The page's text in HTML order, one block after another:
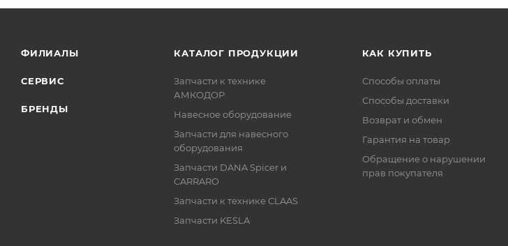
ФИЛИАЛЫ
СЕРВИС
БРЕНДЫ
КАТАЛОГ ПРОДУКЦИИ
Запчасти к технике
АМКОДОР
Навесное оборудование
Запчасти для навесного
оборудования
Запчасти DANA Spicer и
CARRARO
Запчасти к технике CLAAS
Запчасти KESLA
КАК КУПИТЬ
Способы оплаты
Способы доставки
Возврат и обмен
Гарантия на товар
Обращение о нарушении
прав покупателя